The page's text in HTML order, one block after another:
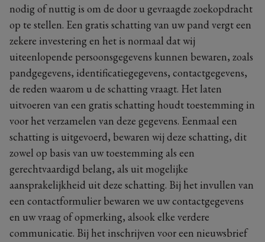
nodig of nuttig is om de door u gevraagde zoekopdracht
op te stellen. Een gratis schatting van uw pand vergt een
zekere investering en het is normaal dat wij
uiteenlopende persoonsgegevens kunnen bewaren, zoals
pandgegevens, identificatiegegevens, contactgegevens,
de reden waarom u de schatting vraagt. Het laten
uitvoeren van een gratis schatting houdt toestemming in
voor het verzamelen van deze gegevens. Eenmaal een
schatting is uitgevoerd, bewaren wij deze schatting, dit
zowel op basis van uw toestemming als een
gerechtvaardigd belang, als uit mogelijke
aansprakelijkheid uit deze schatting. Bij het invullen van
een contactformulier bewaren we uw contactgegevens
en uw vraag of opmerking, alsook elke verdere
communicatie. Bij het inschrijven voor een nieuwsbrief